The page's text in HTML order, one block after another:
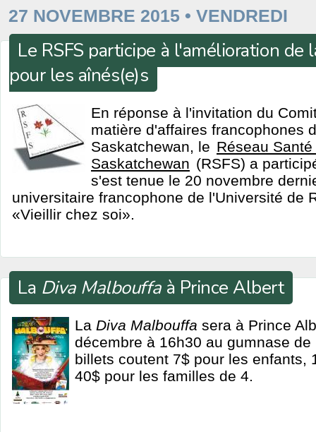
27 NOVEMBRE 2015 • VENDREDI
Le RSFS participe à l'amélioration de
pour les aînés(e)s
En réponse à l'invitation du
matière d'affaires francophones
Saskatchewan, le Réseau
Saskatchewan (RSFS) a
s'est tenue le 20 novembre
universitaire francophone de l'Université de
«Vieillir chez soi».
La Diva Malbouffa à Prince Albert
La Diva Malbouffa sera à Prince
décembre à 16h30 au gumnase
billets coutent 7$ pour les enfants,
40$ pour les familles de 4.